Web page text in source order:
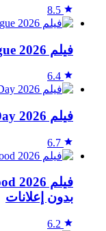
8.5
فيلم Rio de Sangue 2026 مترجم بدون إعلانات
6.4
فيلم Disclosure Day 2026 مترجم بدون إعلانات
6.7
بدون إعلانات
6.2